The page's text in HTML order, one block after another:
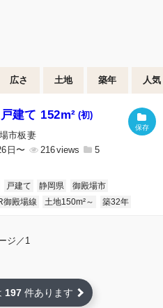
広さ 土地 築年 人気
建て 152m² (初)
市板妻
日〜
216 5
戸建て 静岡県
御殿場市
御殿場線 土地150m²～ 築32年
ジ／1
197 件あります